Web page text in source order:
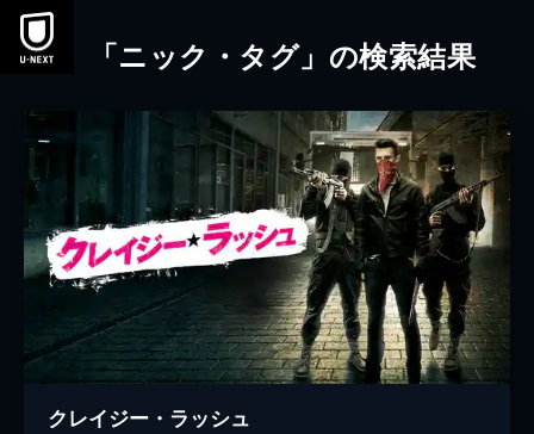
本文へスキップ
「ニック・タグ」の検索結果
クレイジー・ラッシュ